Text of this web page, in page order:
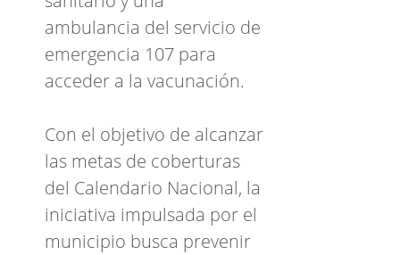
ambulancia del servicio de
emergencia 107 para
acceder a la vacunación.
Con el objetivo de alcanzar
las metas de coberturas
del Calendario Nacional, la
iniciativa impulsada por el
municipio busca prevenir